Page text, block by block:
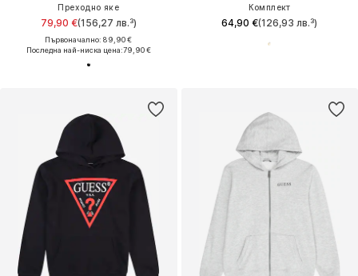
Преходно яке
79,90 €(156,27 лв.³)
Първоначално: 89,90 €
Последна най-ниска цена:79,90 €
Комплект
64,90 €(126,93 лв.³)